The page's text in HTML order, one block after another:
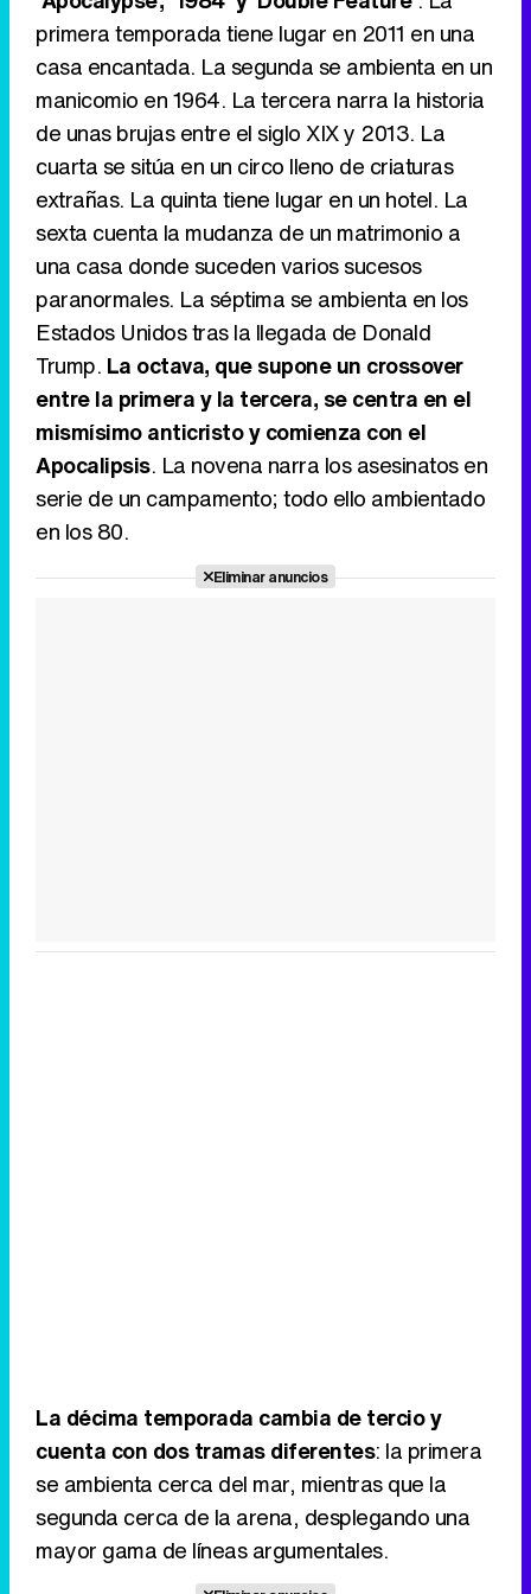
primera temporada tiene lugar en 2011 en una
casa encantada. La segunda se ambienta en un
manicomio en 1964. La tercera narra la historia
de unas brujas entre el siglo XIX y 2013. La
cuarta se sitúa en un circo lleno de criaturas
extrañas. La quinta tiene lugar en un hotel. La
sexta cuenta la mudanza de un matrimonio a
una casa donde suceden varios sucesos
paranormales. La séptima se ambienta en los
Estados Unidos tras la llegada de Donald
Trump. La octava, que supone un crossover
entre la primera y la tercera, se centra en el
mismísimo anticristo y comienza con el
Apocalipsis. La novena narra los asesinatos en
serie de un campamento; todo ello ambientado
en los 80.
Eliminar anuncios
La décima temporada cambia de tercio y
cuenta con dos tramas diferentes: la primera
se ambienta cerca del mar, mientras que la
segunda cerca de la arena, desplegando una
mayor gama de líneas argumentales.